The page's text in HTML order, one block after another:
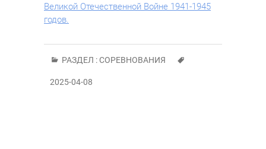
Великой Отечественной Войне 1941-1945
годов.
РАЗДЕЛ :СОРЕВНОВАНИЯ
2025-04-08